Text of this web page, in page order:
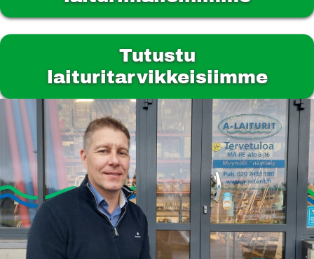
Tutustu
laituritarvikkeisiimme